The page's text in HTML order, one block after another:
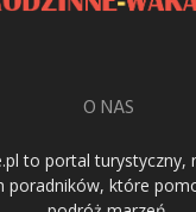
O NAS
to portal turystyczny,
poradników, które